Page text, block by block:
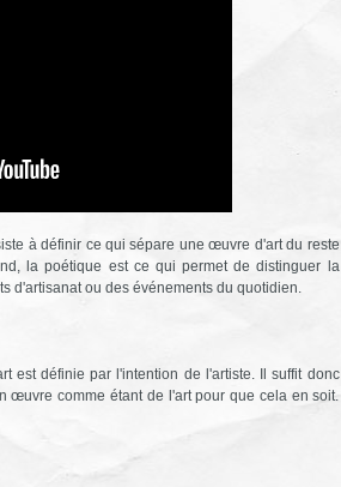
à définir ce qui sépare une œuvre d'art du reste
la poétique est ce qui permet de distinguer la
d'artisanat ou des événements du quotidien.
est définie par l'intention de l'artiste. Il suffit donc
œuvre comme étant de l'art pour que cela en soit.